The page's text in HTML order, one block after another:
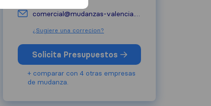
comercial@mudanzas-valencia.eu
¿Sugiere una correcion?
Solicita Presupuestos
+ comparar con 4 otras empresas
de mudanza.